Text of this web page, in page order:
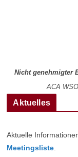
Nicht genehmigter
ACA
Aktuelles
Aktuelle
Meetingsliste.